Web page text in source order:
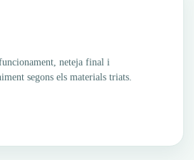
neteja final i
segons els materials triats.